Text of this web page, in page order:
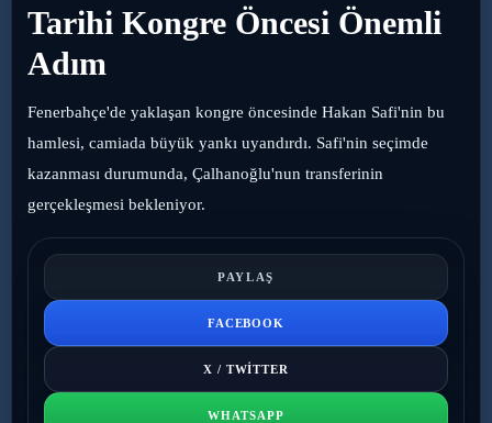
Tarihi Kongre Öncesi Önemli
Adım
Fenerbahçe'de yaklaşan kongre öncesinde Hakan Safi'nin bu
hamlesi, camiada büyük yankı uyandırdı. Safi'nin seçimde
kazanması durumunda, Çalhanoğlu'nun transferinin
gerçekleşmesi bekleniyor.
PAYLAŞ
FACEBOOK
X / TWITTER
WHATSAPP